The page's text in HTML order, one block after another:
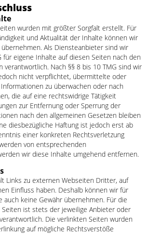
wurden mit größter Sorgfalt erstellt. Für
und Aktualität der Inhalte können wir
Als Diensteanbieter sind wir
für eigene Inhalte auf diesen Seiten nach den
verantwortlich. Nach §§ 8 bis 10 TMG sind wir
nicht verpflichtet, übermittelte oder
zu überwachen oder nach
die auf eine rechtswidrige Tätigkeit
zur Entfernung oder Sperrung der
nach den allgemeinen Gesetzen bleiben
diesbezügliche Haftung ist jedoch erst ab
einer konkreten Rechtsverletzung
von entsprechenden
wir diese Inhalte umgehend entfernen.
Links zu externen Webseiten Dritter, auf
Einfluss haben. Deshalb können wir für
auch keine Gewähr übernehmen. Für die
ist stets der jeweilige Anbieter oder
Die verlinkten Seiten wurden
auf mögliche Rechtsverstöße